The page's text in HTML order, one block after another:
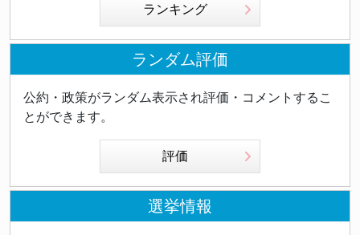
ランキング
ランダム評価
公約・政策がランダム表示され評価・コメントするこ
とができます。
評価
選挙情報